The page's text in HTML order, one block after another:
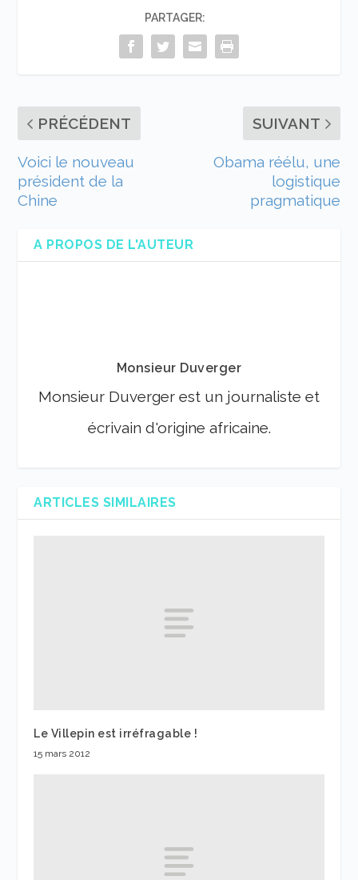
PARTAGER:
PRÉCÉDENT
Voici le nouveau
président de la
Chine
SUIVANT
Obama réélu, une
logistique
pragmatique
A PROPOS DE L'AUTEUR
Monsieur Duverger
Monsieur Duverger est un journaliste et
écrivain d'origine africaine.
ARTICLES SIMILAIRES
Le Villepin est irréfragable !
15 mars 2012